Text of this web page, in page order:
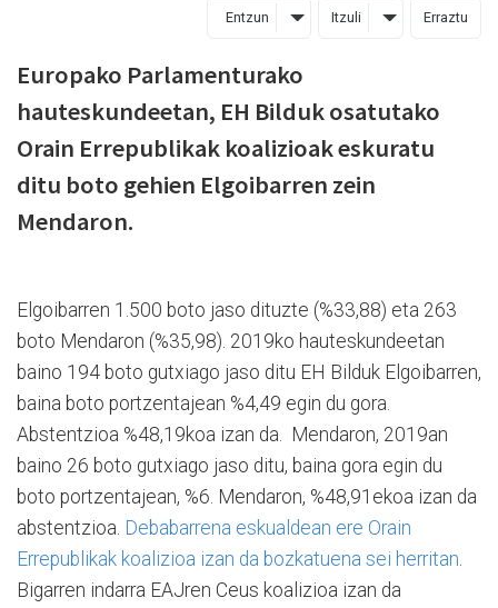
Entzun Itzuli Erraztu
Europako Parlamenturako
hauteskundeetan, EH Bilduk osatutako
Orain Errepublikak koalizioak eskuratu
ditu boto gehien Elgoibarren zein
Mendaron.
Elgoibarren 1.500 boto jaso dituzte (%33,88) eta 263
boto Mendaron (%35,98). 2019ko hauteskundeetan
baino 194 boto gutxiago jaso ditu EH Bilduk Elgoibarren,
baina boto portzentajean %4,49 egin du gora.
Abstentzioa %48,19koa izan da. Mendaron, 2019an
baino 26 boto gutxiago jaso ditu, baina gora egin du
boto portzentajean, %6. Mendaron, %48,91ekoa izan da
abstentzioa. Debabarrena eskualdean ere Orain
Errepublikak koalizioa izan da bozkatuena sei herritan.
Bigarren indarra EAJren Ceus koalizioa izan da